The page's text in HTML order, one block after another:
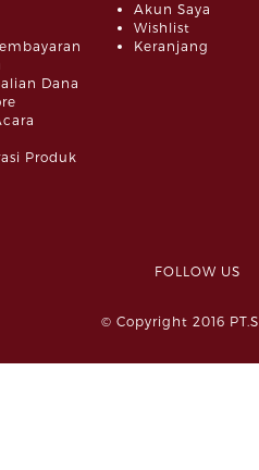
Dana
Produk
Akun Saya
Wishlist
Keranjang
FOLLOW
© Copyright 2016